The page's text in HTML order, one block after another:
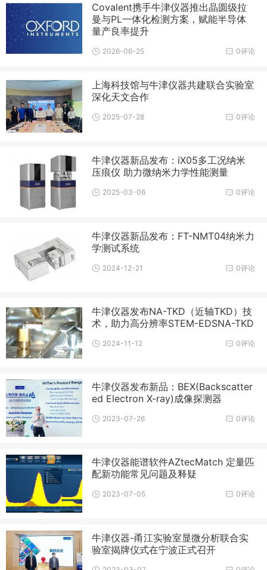
Covalent携手牛津仪器推出晶圆级拉
曼与PL一体化检测方案，赋能半导体
量产良率提升
0评论
2026-06-25
上海科技馆与牛津仪器共建联合实验室
深化天文合作
0评论
2025-07-28
牛津仪器新品发布：iX05多工况纳米
压痕仪 助力微纳米力学性能测量
0评论
2025-03-06
牛津仪器新品发布：FT-NMT04纳米力
学测试系统
0评论
2024-12-21
牛津仪器发布NA-TKD（近轴TKD）技
术，助力高分辨率STEM-EDSNA-TKD
0评论
2024-11-12
牛津仪器发布新品：BEX(Backscatter
ed Electron X-ray)成像探测器
0评论
2023-07-26
牛津仪器能谱软件AZtecMatch 定量匹
配新功能常见问题及释疑
0评论
2023-07-05
牛津仪器-甬江实验室显微分析联合实
验室揭牌仪式在宁波正式召开